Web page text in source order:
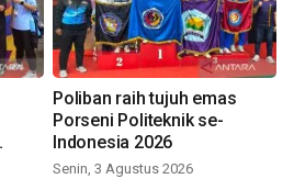
Poliban raih tujuh emas
Porseni Politeknik se-
Indonesia 2026
Senin, 3 Agustus 2026